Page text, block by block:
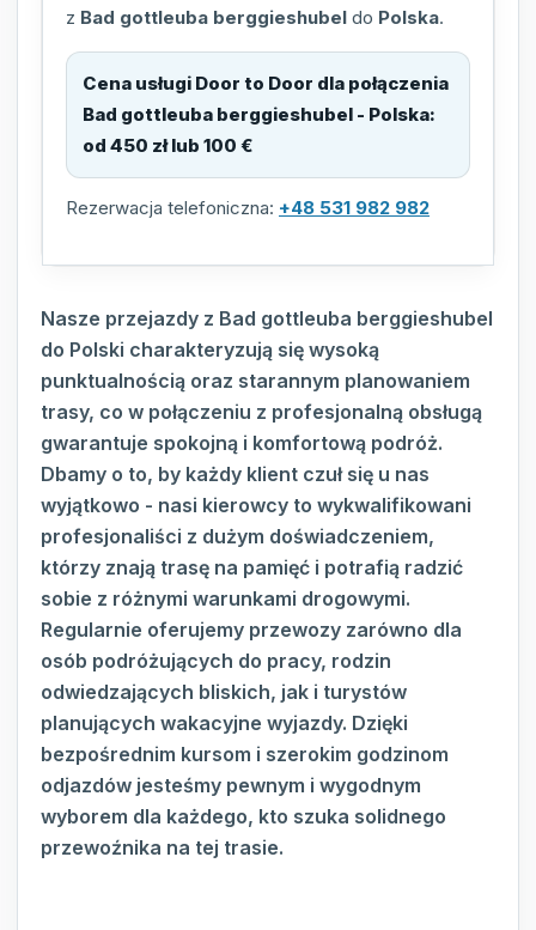
z Bad gottleuba berggieshubel do Polska.
Cena usługi Door to Door dla połączenia
Bad gottleuba berggieshubel - Polska:
od 450 zł lub 100 €
Rezerwacja telefoniczna: +48 531 982 982
Nasze przejazdy z Bad gottleuba berggieshubel
do Polski charakteryzują się wysoką
punktualnością oraz starannym planowaniem
trasy, co w połączeniu z profesjonalną obsługą
gwarantuje spokojną i komfortową podróż.
Dbamy o to, by każdy klient czuł się u nas
wyjątkowo - nasi kierowcy to wykwalifikowani
profesjonaliści z dużym doświadczeniem,
którzy znają trasę na pamięć i potrafią radzić
sobie z różnymi warunkami drogowymi.
Regularnie oferujemy przewozy zarówno dla
osób podróżujących do pracy, rodzin
odwiedzających bliskich, jak i turystów
planujących wakacyjne wyjazdy. Dzięki
bezpośrednim kursom i szerokim godzinom
odjazdów jesteśmy pewnym i wygodnym
wyborem dla każdego, kto szuka solidnego
przewoźnika na tej trasie.